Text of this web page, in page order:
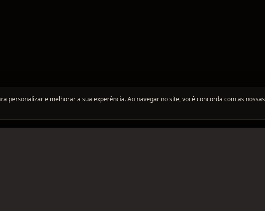
personalizar e melhorar a sua experência. Ao navegar no site, você concorda com as nossas